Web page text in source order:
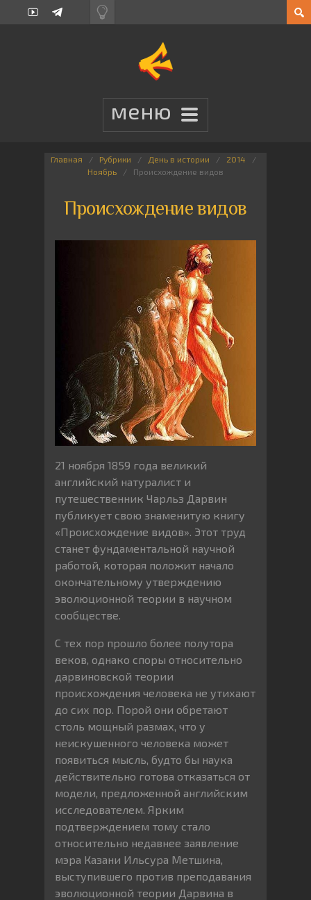
Главная Рубрики День в истории
2014
Ноябрь
Происхождение видов
Происхождение видов
21 ноября 1859 года великий
английский натуралист и
путешественник Чарльз Дарвин
публикует свою знаменитую книгу
«Происхождение видов». Этот труд
станет фундаментальной научной
работой, которая положит начало
окончательному утверждению
эволюционной теории в научном
сообществе.
С тех пор прошло более полутора
веков, однако споры относительно
дарвиновской теории
происхождения человека не утихают
до сих пор. Порой они обретают
столь мощный размах, что у
неискушенного человека может
появиться мысль, будто бы наука
действительно готова отказаться от
модели, предложенной английским
исследователем. Ярким
подтверждением тому стало
относительно недавнее заявление
мэра Казани Ильсура Метшина,
выступившего против преподавания
эволюционной теории Дарвина в